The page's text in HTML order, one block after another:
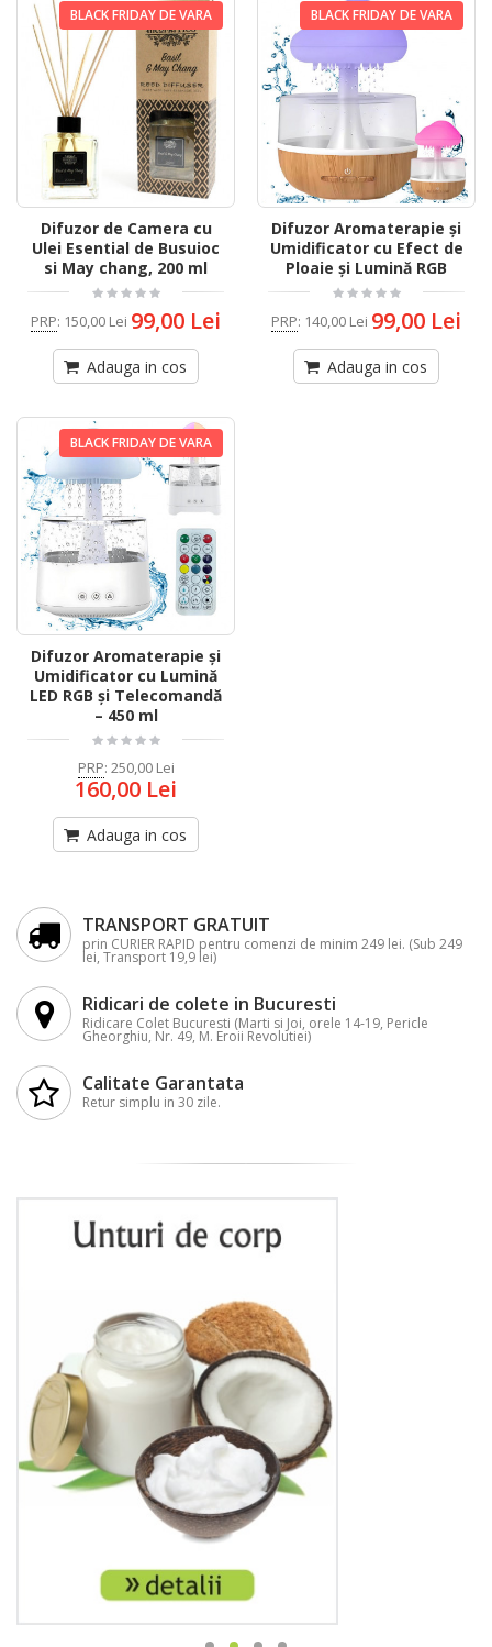
BLACK FRIDAY DE VARA
Difuzor de Camera cu
Ulei Esential de Busuioc
si May chang, 200 ml
PRP: 150,00 Lei 99,00 Lei
Adauga in cos
BLACK FRIDAY DE VARA
Difuzor Aromaterapie și
Umidificator cu Efect de
Ploaie și Lumină RGB
PRP: 140,00 Lei 99,00 Lei
Adauga in cos
BLACK FRIDAY DE VARA
Difuzor Aromaterapie și
Umidificator cu Lumină
LED RGB și Telecomandă
– 450 ml
PRP: 250,00 Lei
160,00 Lei
Adauga in cos
TRANSPORT GRATUIT
prin CURIER RAPID pentru comenzi de minim 249 lei. (Sub 249
lei, Transport 19,9 lei)
Ridicari de colete in Bucuresti
Ridicare Colet Bucuresti (Marti si Joi, orele 14-19, Pericle
Gheorghiu, Nr. 49, M. Eroii Revolutiei)
Calitate Garantata
Retur simplu in 30 zile.